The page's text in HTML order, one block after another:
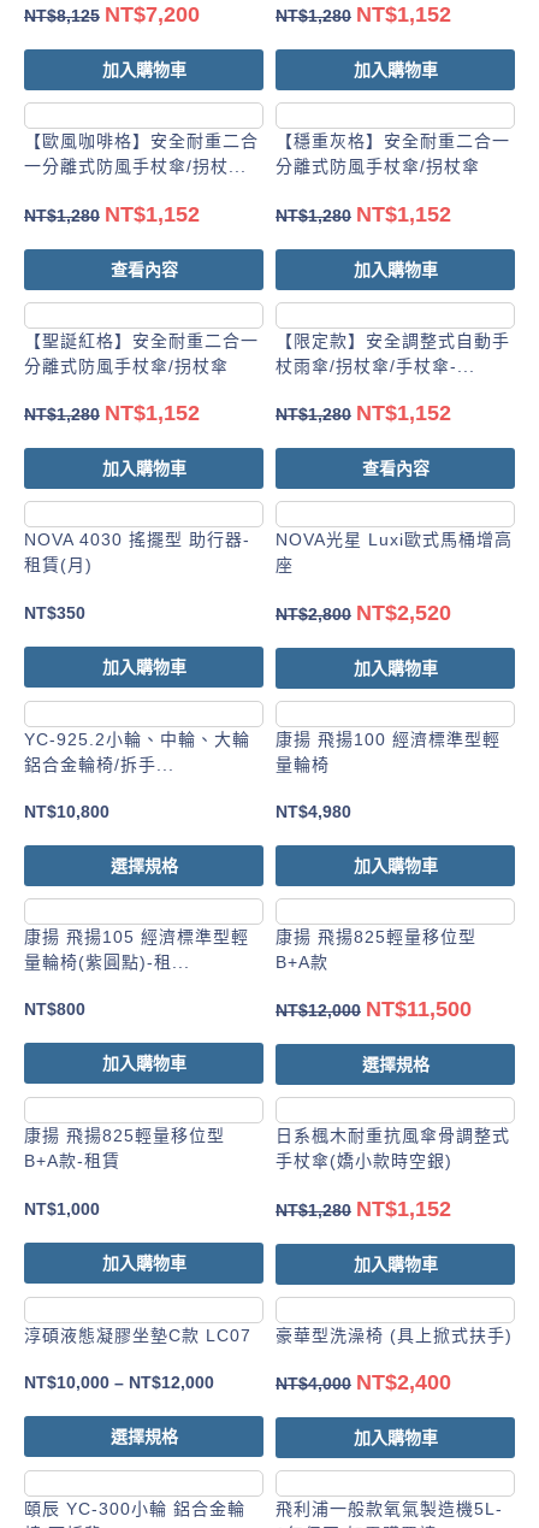
NT$8,125 NT$7,200
加入購物車
NT$1,280 NT$1,152
加入購物車
【歐風咖啡格】安全耐重二合
一分離式防風手杖傘/拐杖...
NT$1,280 NT$1,152
查看內容
【穩重灰格】安全耐重二合一
分離式防風手杖傘/拐杖傘
NT$1,280 NT$1,152
加入購物車
【聖誕紅格】安全耐重二合一
分離式防風手杖傘/拐杖傘
NT$1,280 NT$1,152
加入購物車
【限定款】安全調整式自動手
杖雨傘/拐杖傘/手杖傘-...
NT$1,280 NT$1,152
查看內容
NOVA 4030 搖擺型 助行器-
租賃(月)
NT$350
加入購物車
NOVA光星 Luxi歐式馬桶增高
座
NT$2,800 NT$2,520
加入購物車
YC-925.2小輪、中輪、大輪
鋁合金輪椅/拆手...
NT$10,800
選擇規格
康揚 飛揚100 經濟標準型輕
量輪椅
NT$4,980
加入購物車
康揚 飛揚105 經濟標準型輕
量輪椅(紫圓點)-租...
NT$800
加入購物車
康揚 飛揚825輕量移位型
B+A款
NT$12,000 NT$11,500
選擇規格
康揚 飛揚825輕量移位型
B+A款-租賃
NT$1,000
加入購物車
日系楓木耐重抗風傘骨調整式
手杖傘(嬌小款時空銀)
NT$1,280 NT$1,152
加入購物車
淳碩液態凝膠坐墊C款 LC07
NT$10,000 – NT$12,000
選擇規格
豪華型洗澡椅 (具上掀式扶手)
NT$4,000 NT$2,400
加入購物車
頤辰 YC-300小輪 鋁合金輪
飛利浦一般款氧氣製造機5L-